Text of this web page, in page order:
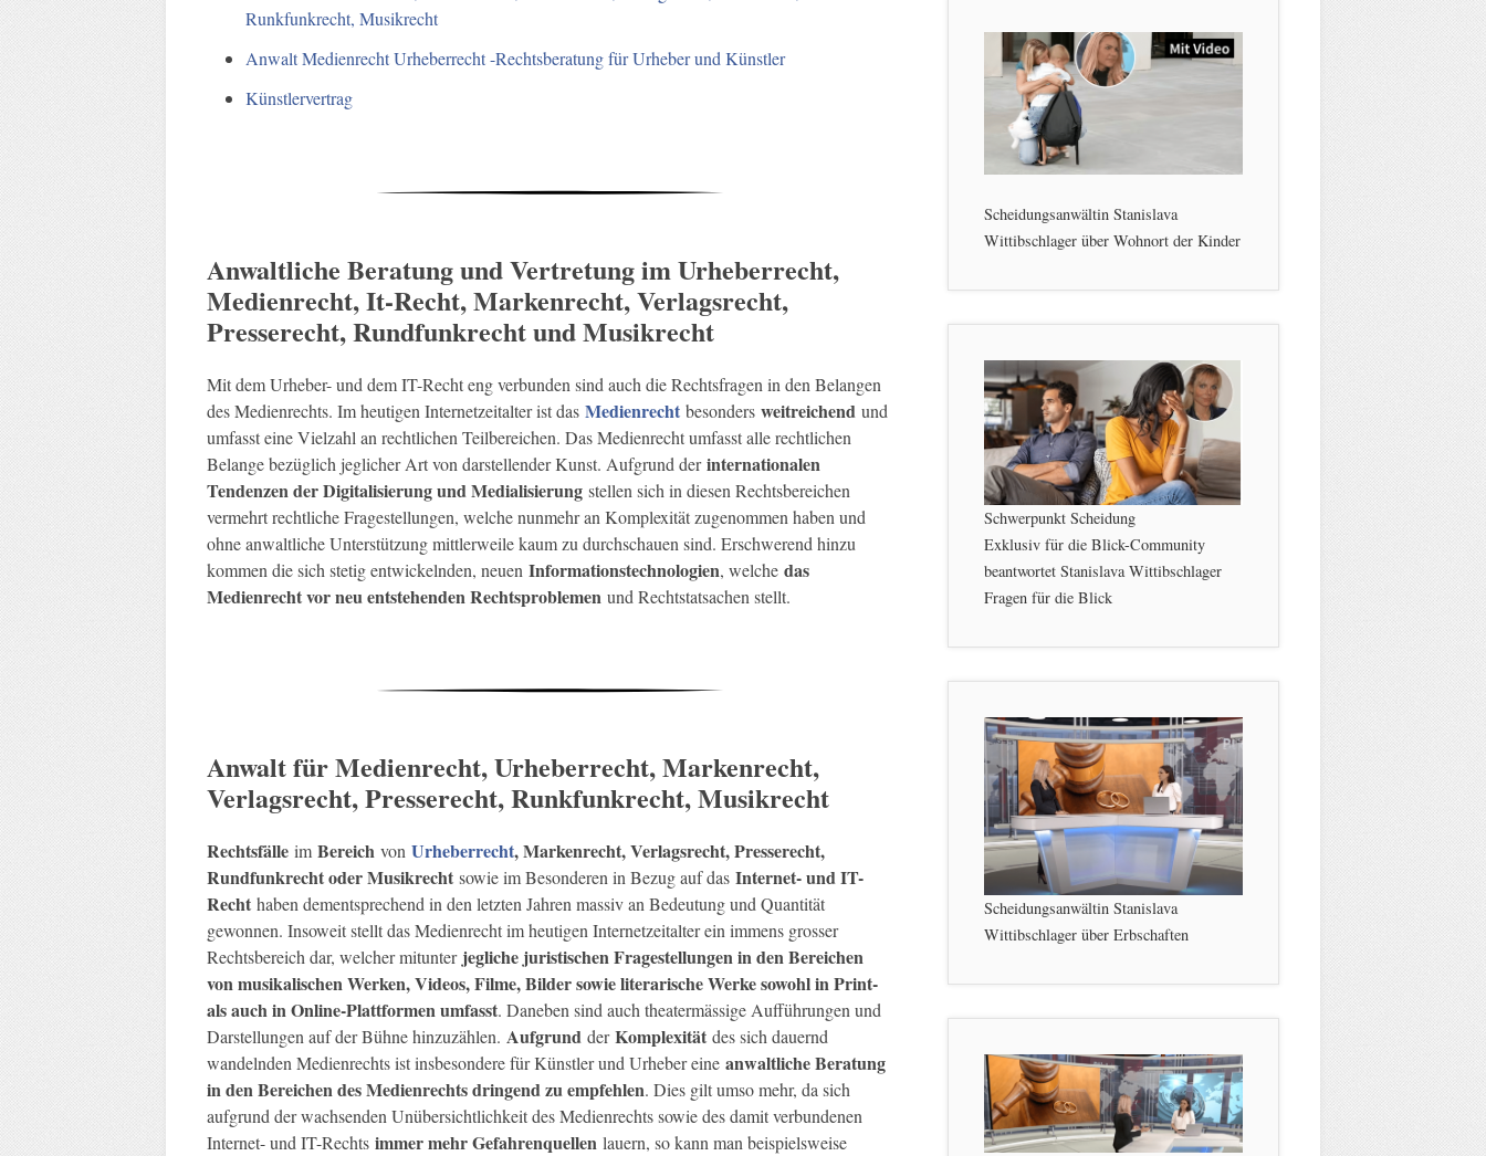
Runkfunkrecht, Musikrecht
Anwalt Medienrecht Urheberrecht -Rechtsberatung für Urheber und Künstler
Künstlervertrag
Anwaltliche Beratung und Vertretung im Urheberrecht,
Medienrecht, It-Recht, Markenrecht, Verlagsrecht,
Presserecht, Rundfunkrecht und Musikrecht
Mit dem Urheber- und dem IT-Recht eng verbunden sind auch die Rechtsfragen in den Belangen
des Medienrechts. Im heutigen Internetzeitalter ist das Medienrechtbesonders weitreichend und
umfasst eine Vielzahl an rechtlichen Teilbereichen. Das Medienrecht umfasst alle rechtlichen
Belange bezüglich jeglicher Art von darstellender Kunst. Aufgrund derinternationalen
Tendenzen der Digitalisierung und Medialisierungstellen sich in diesen Rechtsbereichen
vermehrt rechtliche Fragestellungen, welche nunmehr an Komplexität zugenommen haben und
ohne anwaltliche Unterstützung mittlerweile kaum zu durchschauen sind. Erschwerend hinzu
kommen die sich stetig entwickelnden, neuen Informationstechnologien, welche das
Medienrecht vor neu entstehenden Rechtsproblemen und Rechtstatsachen stellt.
Anwalt für Medienrecht, Urheberrecht, Markenrecht,
Verlagsrecht, Presserecht, Runkfunkrecht, Musikrecht
Rechtsfälleim Bereich von Urheberrecht, Markenrecht, Verlagsrecht, Presserecht,
Rundfunkrecht oder Musikrechtsowie im Besonderen in Bezug auf das Internet- und IT-
Rechthaben dementsprechend in den letzten Jahren massiv an Bedeutung und Quantität
gewonnen. Insoweit stellt das Medienrecht im heutigen Internetzeitalter ein immens grosser
Rechtsbereich dar, welcher mitunter jegliche juristischen Fragestellungen in den Bereichen
von musikalischen Werken, Videos, Filme, Bilder sowie literarische Werke sowohl in Print-
als auch in Online-Plattformen umfasst. Daneben sind auch theatermässige Aufführungen und
Darstellungen auf der Bühne hinzuzählen. Aufgrund derKomplexitätdes sich dauernd
wandelnden Medienrechts ist insbesondere für Künstler und Urheber eine anwaltliche Beratung
in den Bereichen des Medienrechts dringend zu empfehlen. Dies gilt umso mehr, da sich
aufgrund der wachsenden Unübersichtlichkeit des Medienrechts sowie des damit verbundenen
Internet- und IT-Rechts immer mehr Gefahrenquellen lauern, so kann man beispielsweise
Scheidungsanwältin Stanislava
Wittibschlager über Wohnort der Kinder
Schwerpunkt Scheidung
Exklusiv für die Blick-Community
beantwortet Stanislava Wittibschlager
Fragen für die Blick
Scheidungsanwältin Stanislava
Wittibschlager über Erbschaften